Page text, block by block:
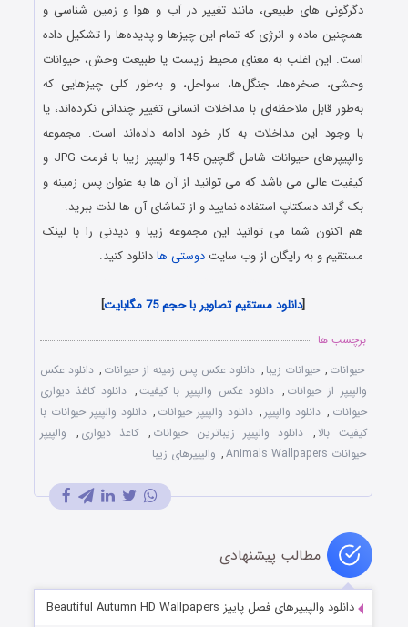
دگرگونی‌ های طبیعی، مانند تغییر در آب‌ و هوا و زمین‌ شناسی و
همچنین ماده و انرژی که تمام این چیزها و پدیده‌ها را تشکیل داده‌
است. این اغلب به معنای محیط زیست یا طبیعت وحش، حیوانات
وحشی، صخره‌ها، جنگل‌ها، سواحل، و به‌طور کلی چیزهایی که
به‌طور قابل ملاحظه‌ای با مداخلات انسانی تغییر چندانی نکرده‌اند، یا
با وجود این مداخلات به کار خود ادامه داده‌اند است. مجموعه
والپیپرهای حیوانات شامل گلچین 145 والپیپر زیبا با فرمت JPG و
کیفیت عالی می باشد که می توانید از آن ها به عنوان پس زمینه و
بک گراند دسکتاپ استفاده نمایید و از تماشای آن ها لذت ببرید.
هم اکنون شما می توانید این مجموعه زیبا و دیدنی را با لینک
مستقیم و به رایگان از وب سایتدوستی هادانلود کنید.
[دانلود مستقیم تصاویر با حجم 75 مگابایت ]
برچسب ها
حیوانات , حیوانات زیبا , دانلود عکس پس زمینه از حیوانات , دانلود عکس
والپیپر از حیوانات , دانلود عکس والپیپر با کیفیت, دانلود کاغذ دیواری
حیوانات , دانلود والپیپر , دانلود والپیپر حیوانات , دانلود والپیپر حیوانات با
کیفیت بالا, دانلود والپیپر زیباترین حیوانات , کاعذ دیواری ,
والپیپر
حیوانات Animals Wallpapers
, والپیپرهای زیبا
مطالب پیشنهادی
دانلود والپیپرهای فصل پاییز Beautiful Autumn HD Wallpapers